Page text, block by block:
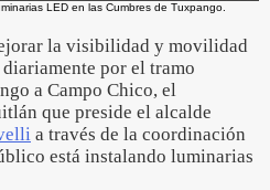
LED en las Cumbres de Tuxpango.
la visibilidad y movilidad
por el tramo
a Campo Chico, el
que preside el alcalde
a través de la coordinación
está instalando luminarias